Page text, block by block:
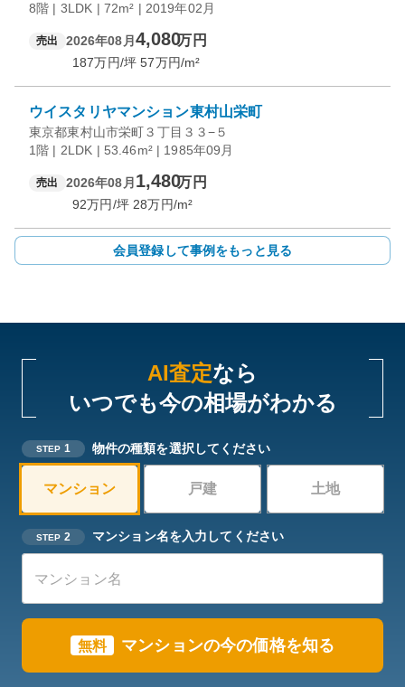
8階 | 3LDK | 72m² | 2019年02月
売出 2026年08月 4,080万円
187万円/坪 57万円/m²
ウイスタリヤマンション東村山栄町
東京都東村山市栄町３丁目３３−５
1階 | 2LDK | 53.46m² | 1985年09月
売出 2026年08月 1,480万円
92万円/坪 28万円/m²
会員登録して事例をもっと見る
AI査定なら
いつでも今の相場がわかる
STEP 1 物件の種類を選択してください
マンション 戸建 土地
STEP 2 マンション名を入力してください
無料 マンションの今の価格を知る